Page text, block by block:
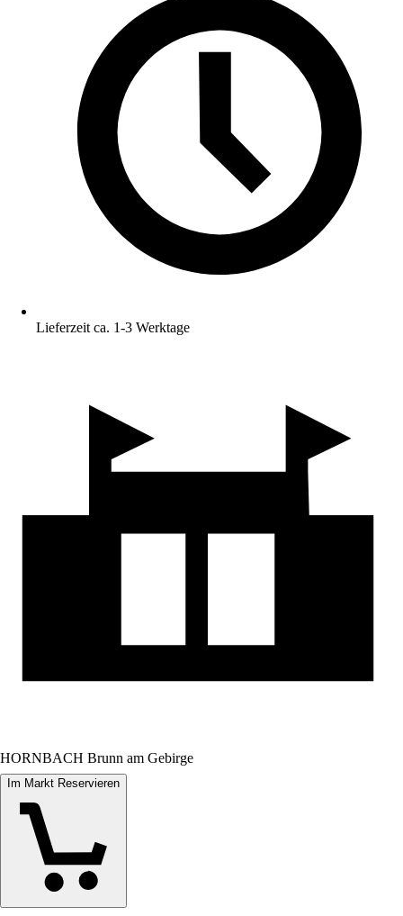
Lieferzeit ca. 1-3 Werktage
HORNBACH Brunn am Gebirge
Im Markt Reservieren